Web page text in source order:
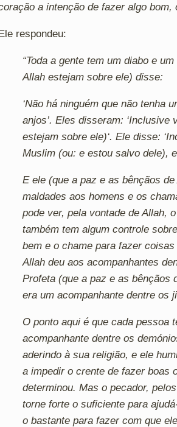
a intenção de fazer algo
respondeu:
“Toda a gente tem um diabo e
Allah estejam sobre ele) disse:
‘Não há ninguém que não tenha
anjos’. Eles disseram: ‘Inclusive
estejam sobre ele)‘. Ele disse:
Muslim (ou: e estou salvo dele),
E ele (que a paz e as bênçãos
maldades aos homens e os
pode ver, pela vontade de Allah,
também tem algum controle
bem e o chame para fazer
Allah deu aos acompanhantes
Profeta (que a paz e as bênçãos
era um acompanhante dentre os
O ponto aqui é que cada pessoa
acompanhante dentre os
aderindo à sua religião, e ele
a impedir o crente de fazer boas
determinou. Mas o pecador,
torne forte o suficiente para
o bastante para fazer com que